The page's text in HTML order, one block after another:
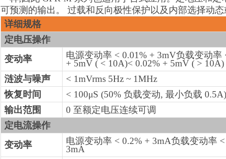
可预测的输出。 过载和反向极性保护以及内部选择动
详细规格
定电压操作
变动率
电源变动率 < 0.01% + 3mV负载变动率
+ 5mV ( < 10A)< 0.02% + 5mV ( > 10A)
涟波与噪声
< 1mVrms 5Hz ~ 1MHz
恢复时间
< 100μS (50% 负载变动, 最小负载 0.5A)
输出范围
0 至额定电压连续可调
定电流操作
变动率
电源变动率 < 0.2% + 3mA负载变动率
3mA